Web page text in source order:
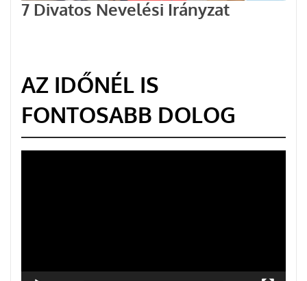
7 Divatos Nevelési Irányzat
AZ IDŐNÉL IS
FONTOSABB DOLOG